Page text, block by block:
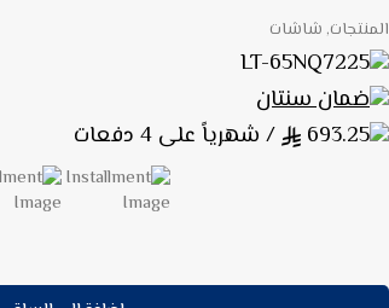
المنتجات, شاشات
LT-65NQ7225
ضمان سنتان
693.25
/ شهرياً على 4 دفعات